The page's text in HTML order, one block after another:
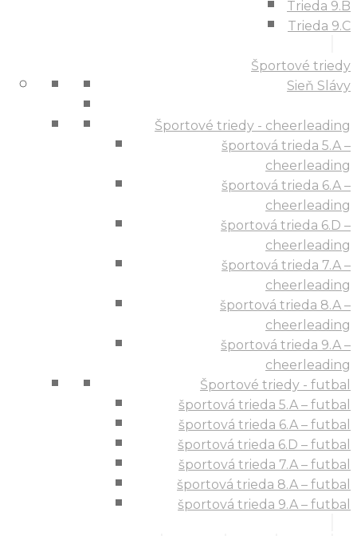
Trieda 9.B
Trieda 9.C
Športové triedy
Sieň Slávy
Športové triedy - cheerleading
športová trieda 5.A –
cheerleading
športová trieda 6.A –
cheerleading
športová trieda 6.D –
cheerleading
športová trieda 7.A –
cheerleading
športová trieda 8.A –
cheerleading
športová trieda 9.A –
cheerleading
Športové triedy - futbal
športová trieda 5.A – futbal
športová trieda 6.A – futbal
športová trieda 6.D – futbal
športová trieda 7.A – futbal
športová trieda 8.A – futbal
športová trieda 9.A – futbal